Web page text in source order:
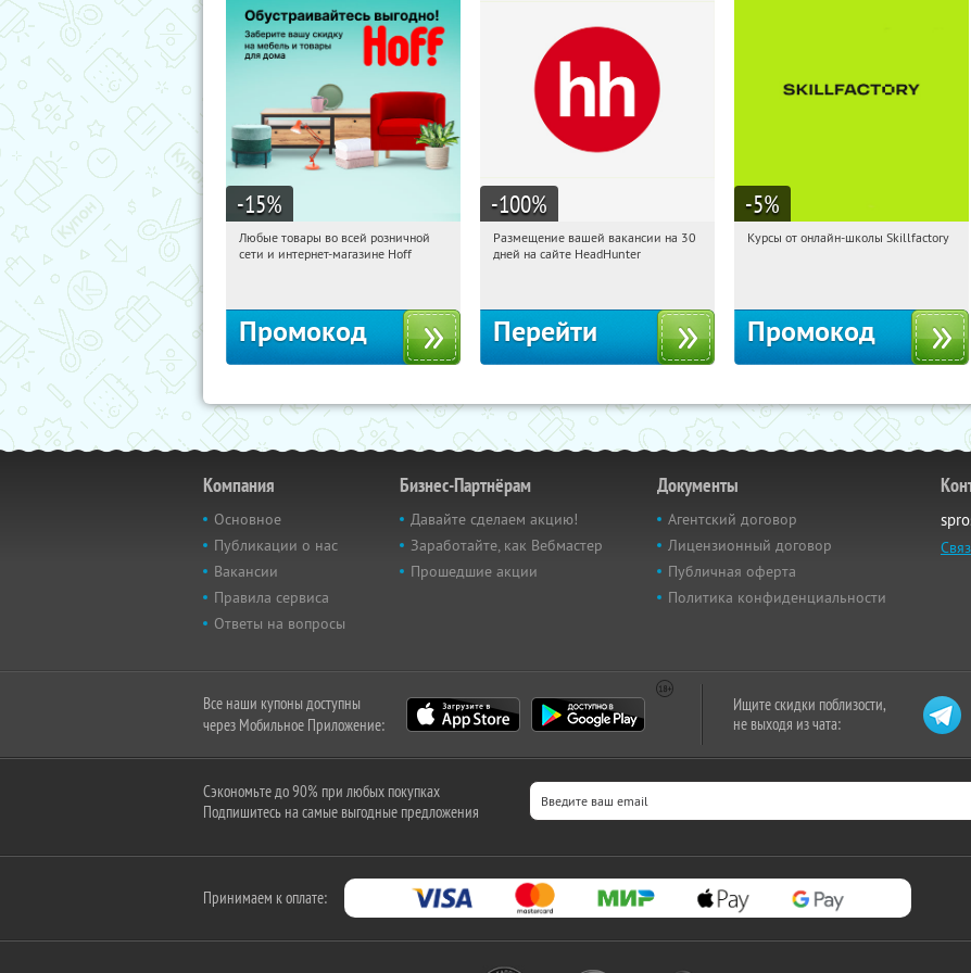
-15%
16:24:32 Получили:
Любые товары во всей розничной
сети и интернет-магазине Hoff
Промокод
-100%
16:24:32 Получили:
Размещение вашей вакансии на 30
дней на сайте HeadHunter
Перейти
-5%
16:24:32
Получи первым!
Курсы от онлайн-школы Skillfactory
Промокод
Компания
Основное
Публикации о нас
Вакансии
Правила сервиса
Ответы на вопросы
Бизнес-Партнёрам
Давайте сделаем акцию!
Заработайте, как Вебмастер
Прошедшие акции
Документы
Агентский договор
Лицензионный договор
Публичная оферта
Политика конфиденциальности
Все наши купоны доступны
через Мобильное Приложение:
Ищите скидки поблизости,
не выходя из чата:
Сэкономьте до 90% при любых покупках
Подпишитесь на самые выгодные предложения
Принимаем к оплате: